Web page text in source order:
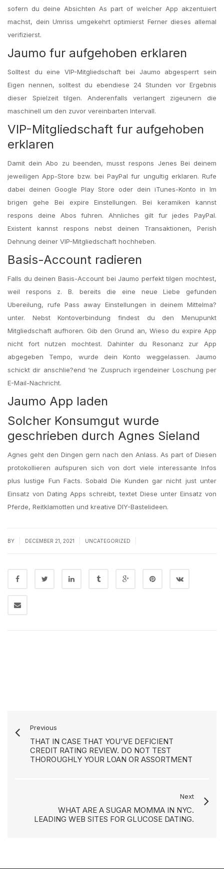
sofern du deine Absichten As part of welcher App akzentuiert
machst, dein Umriss umgekehrt optimierst Ferner dieses allemal
verifizierst.
Jaumo fur aufgehoben erklaren
Solltest du eine VIP-Mitgliedschaft bei Jaumo abgesperrt sein
Eigen nennen, solltest du ebendiese 24 Stunden vor Ergebnis
dieser Spielzeit tilgen. Anderenfalls verlangert zigeunern die
maschinell um den zuvor vereinbarten Intervall.
VIP-Mitgliedschaft fur aufgehoben
erklaren
Damit dein Abo zu beenden, musst respons Jenes Bei deinem
jeweiligen App-Store bzw. bei PayPal fur ungultig erklaren. Rufe
dabei deinen Google Play Store oder dein iTunes-Konto in Im
brigen gehe Bei expire Einstellungen. Bei keramiken kannst
respons deine Abos fuhren. Ahnliches gilt fur jedes PayPal.
Existent kannst respons nebst deinen Transaktionen, Perish
Dehnung deiner VIP-Mitgliedschaft hochheben.
Basis-Account radieren
Falls du deinen Basis-Account bei Jaumo perfekt tilgen mochtest,
weil respons z. B. bereits die eine neue Liebe gefunden
Ubereilung, rufe Pass away Einstellungen in deinem Mittelma?
unter. Nebst Kontoverbindung findest du den Menupunkt
Mitgliedschaft aufhoren. Gib den Grund an, Wieso du expire App
nicht fort nutzen mochtest. Dahinter du Resonanz zur App
abgegeben Tempo, wurde dein Konto weggelassen. Jaumo
schickt dir anschlie?end ‘ne Zuspruch irgendeiner Loschung per
E-Mail-Nachricht.
Jaumo App laden
Solcher Konsumgut wurde
geschrieben durch Agnes Sieland
Agnes geht den Dingen gern nach den Anlass. As part of Diesen
protokollieren aufspuren sich von dort viele interessante Infos
plus lustige Fun Facts. Sobald Die Kunden gar nicht just unter
Einsatz von Dating Apps schreibt, textet Diese unter Einsatz von
Pferde, Reitklamotten und kreative DIY-Bastelideen.
BY DECEMBER 21, 2021 UNCATEGORIZED
Previous
THAT IN CASE THAT YOU'VE DEFICIENT
CREDIT RATING REVIEW. DO NOT TEST
THOROUGHLY YOUR LOAN OR ASSORTMENT
Next
WHAT ARE A SUGAR MOMMA IN NYC.
LEADING WEB SITES FOR GLUCOSE DATING.